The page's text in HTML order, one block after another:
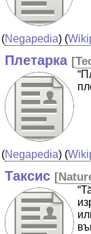
(Negapedia) (
Плетарка [
(Negapedia) (
Таксис [